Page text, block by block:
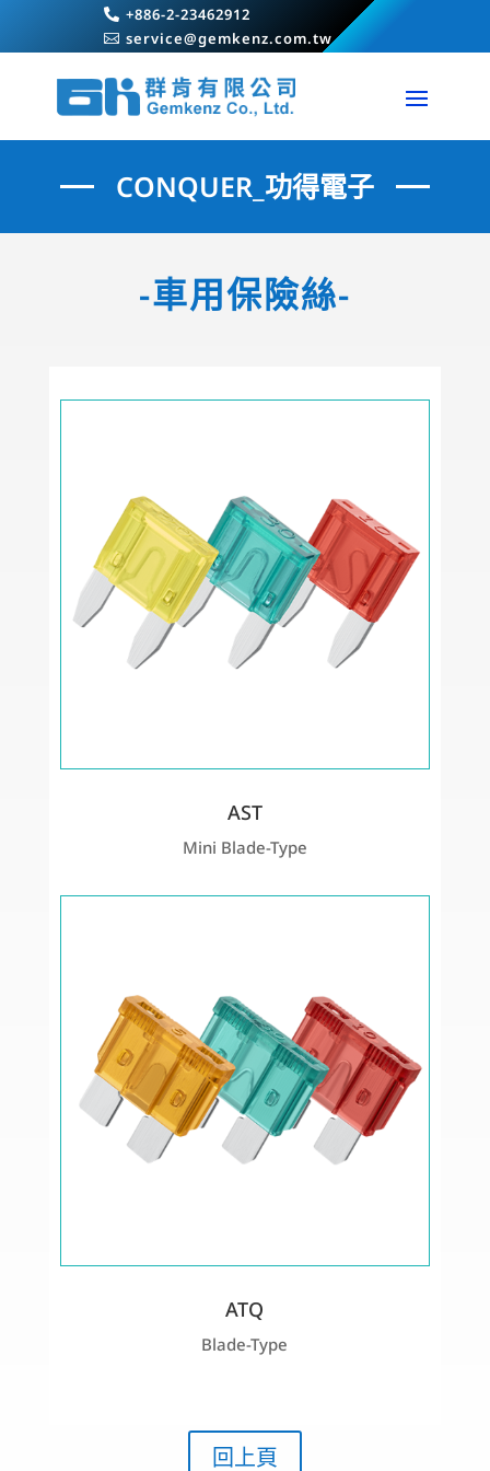
 +886-2-23462912
 service@gemkenz.com.tw
CONQUER_功得電子
-車用保險絲-
AST
Mini Blade-Type
ATQ
Blade-Type
回上頁